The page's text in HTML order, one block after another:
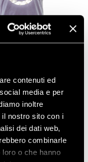
contenuti ed
media e per
inoltre
nostro sito con i
dei dati web,
combinarle
o che hanno
QUIET GREY
€ 15,00€